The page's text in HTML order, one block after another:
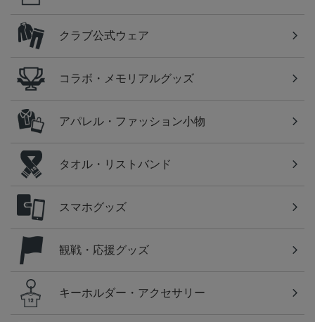
クラブ公式ウェア
コラボ・メモリアルグッズ
アパレル・ファッション小物
タオル・リストバンド
スマホグッズ
観戦・応援グッズ
キーホルダー・アクセサリー